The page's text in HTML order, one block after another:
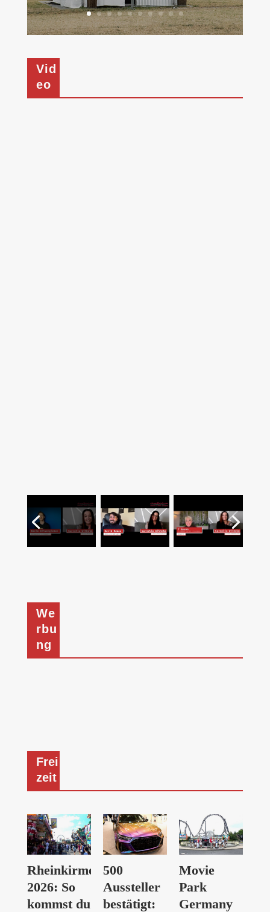
Vid
eo
We
rbu
ng
Frei
zeit
Rheinkirmes
2026: So
kommst du
500
Aussteller
bestätigt:
Movie
Park
Germany